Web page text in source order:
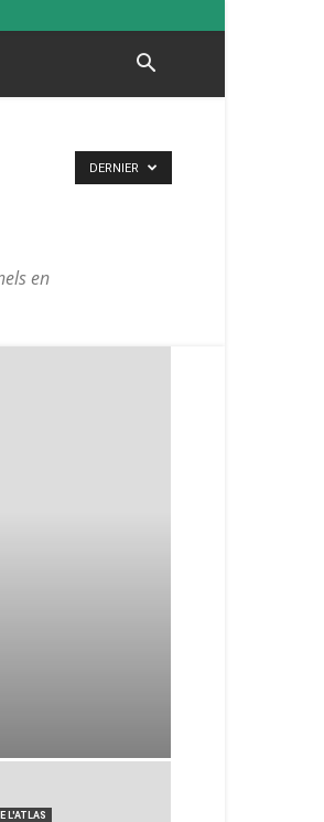
en
DERNIER
L'ATLAS